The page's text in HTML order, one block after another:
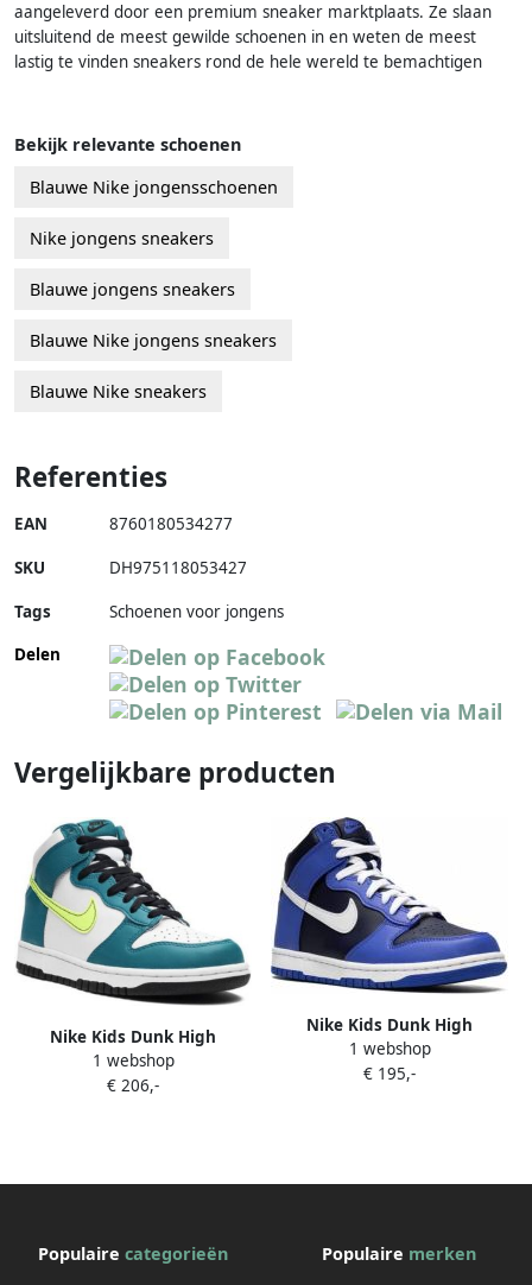
aangeleverd door een premium sneaker marktplaats. Ze slaan
uitsluitend de meest gewilde schoenen in en weten de meest
lastig te vinden sneakers rond de hele wereld te bemachtigen
Bekijk relevante schoenen
Blauwe Nike jongensschoenen
Nike jongens sneakers
Blauwe jongens sneakers
Blauwe Nike jongens sneakers
Blauwe Nike sneakers
Referenties
EAN 8760180534277
SKU DH975118053427
Tags
Schoenen voor jongens
Delen
Vergelijkbare producten
Nike Kids Dunk High
sneakers Blauw
1 webshop
€ 206,-
Nike Kids Dunk High
sneakers Blauw
1 webshop
€ 195,-
Populaire categorieën Populaire merken